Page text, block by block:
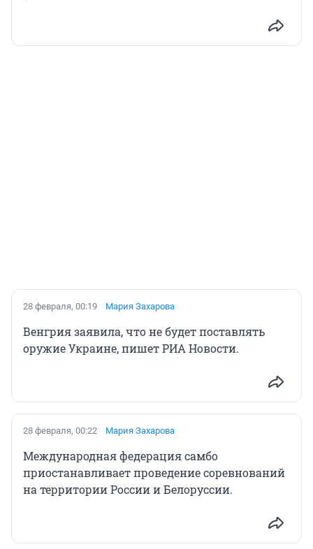
28 февраля, 00:19 Мария Захарова
Венгрия заявила, что не будет поставлять
оружие Украине, пишет РИА Новости.
28 февраля, 00:22 Мария Захарова
Международная федерация самбо
приостанавливает проведение соревнований
на территории России и Белоруссии.